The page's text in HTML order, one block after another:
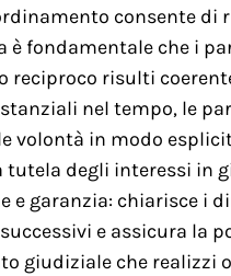
consente
è fondamentale che i
reciproco risulti
nel tempo, le
volontà in modo
tutela degli interessi in
e garanzia: chiarisce i
e assicura la
giudiziale che realizzi